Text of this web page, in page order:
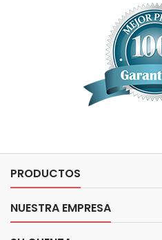
PRODUCTOS
NUESTRA EMPRESA